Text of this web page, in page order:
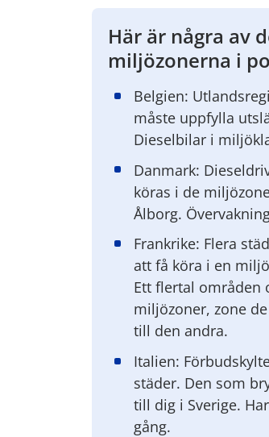
Här är några av
miljözonerna i
Belgien:
måste uppfylla
Dieselbilar i
Danmark:
köras i de
Ålborg.
Frankrike: Flera
att få köra i en
Ett flertal områden
miljözoner, zone
till den andra.
Italien:
städer. Den som
till dig i Sverige.
gång.